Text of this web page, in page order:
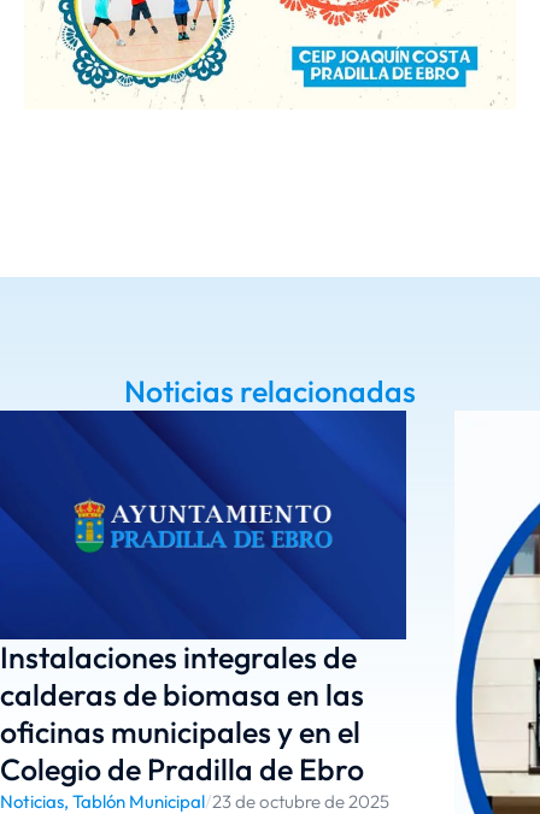
Noticias relacionadas
Instalaciones integrales de
calderas de biomasa en las
oficinas municipales y en el
Colegio de Pradilla de Ebro
Noticias, Tablón Municipal/23 de octubre de 2025